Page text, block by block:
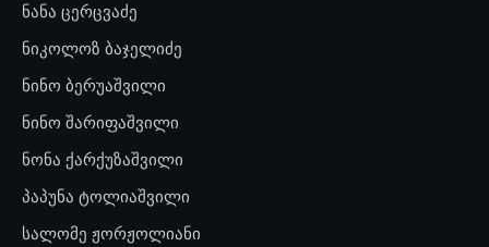
ნანა ცერცვაძე
ნიკოლოზ ბაჯელიძე
ნინო ბერუაშვილი
ნინო შარიფაშვილი
ნონა ქარქუზაშვილი
პაპუნა ტოლიაშვილი
სალომე ჟორჟოლიანი